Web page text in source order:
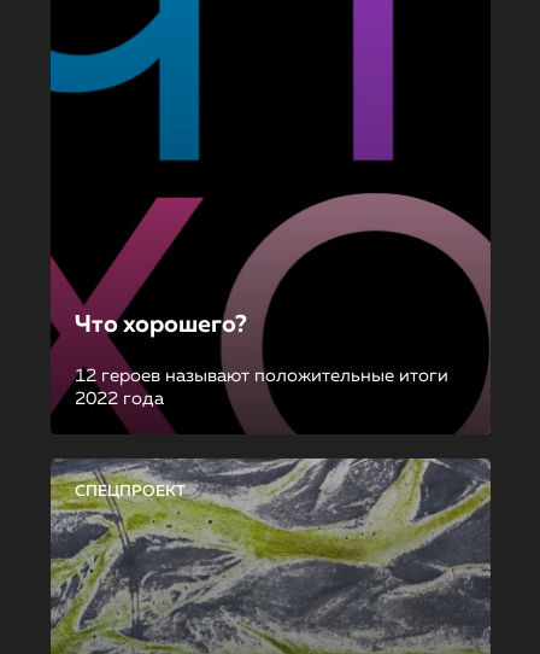
Что хорошего?
12 героев называют положительные итоги
2022 года
СПЕЦПРОЕКТ